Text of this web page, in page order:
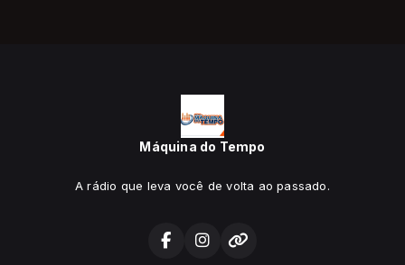
Máquina do Tempo
A rádio que leva você de volta ao passado.